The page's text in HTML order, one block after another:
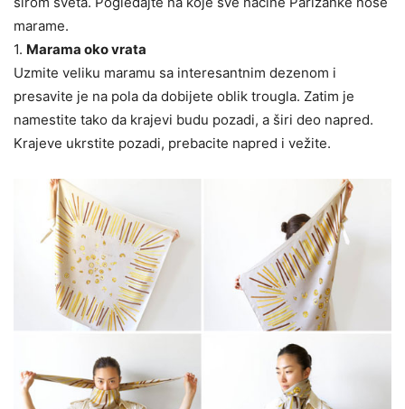
marame.
1. Marama oko vrata
Uzmite veliku maramu sa interesantnim dezenom i
presavite je na pola da dobijete oblik trougla. Zatim je
namestite tako da krajevi budu pozadi, a širi deo napred.
Krajeve ukrstite pozadi, prebacite napred i vežite.